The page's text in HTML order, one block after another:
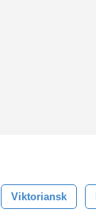
Viktoriansk